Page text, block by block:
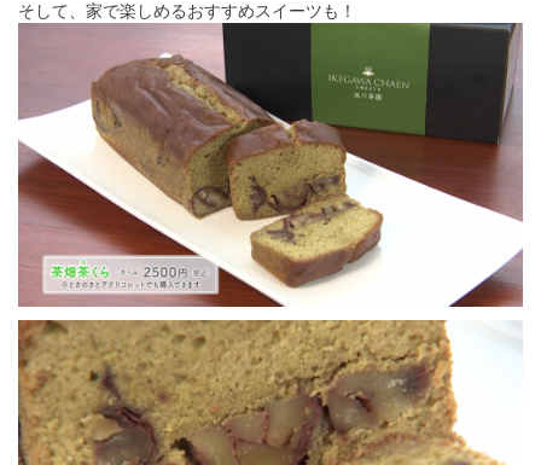
そして、家で楽しめるおすすめスイーツも！